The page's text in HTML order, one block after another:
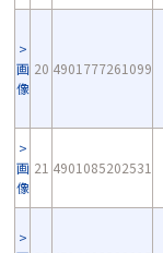
画
像
20 4901777261099
画
像
21 4901085202531